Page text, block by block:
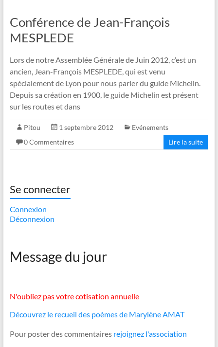
Conférence de Jean-François
MESPLEDE
Lors de notre Assemblée Générale de Juin 2012, c’est un
ancien, Jean-François MESPLEDE, qui est venu
spécialement de Lyon pour nous parler du guide Michelin.
Depuis sa création en 1900, le guide Michelin est présent
sur les routes et dans
Pitou 1 septembre 2012
Evénements
0 Commentaires
Lire la suite
Se connecter
Connexion
Déconnexion
Message du jour
N'oubliez pas votre cotisation annuelle
Découvrez le recueil des poèmes de Marylène AMAT
Pour poster des commentaires rejoignez l'association